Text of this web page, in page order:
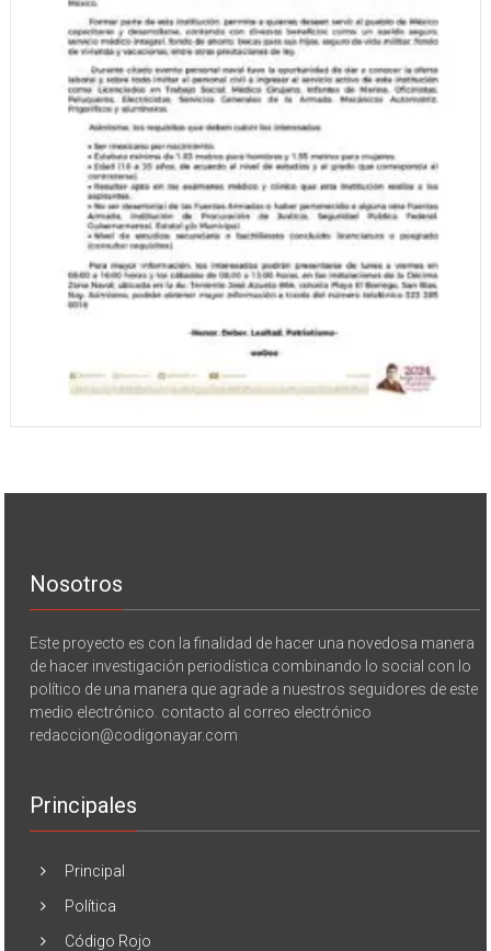
Nosotros
Este proyecto es con la finalidad de hacer una novedosa manera
de hacer investigación periodística combinando lo social con lo
político de una manera que agrade a nuestros seguidores de este
medio electrónico. contacto al correo electrónico
redaccion@codigonayar.com
Principales
Principal
Política
Código Rojo